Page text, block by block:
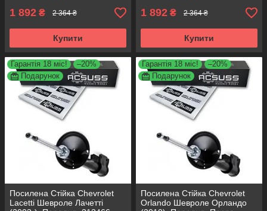
1 892 ₴ 2 364 ₴
Купити
1 892 ₴ 2 364 ₴
Купити
Гарантія 18 міс!
–20%
Подарунок
Посилена Стійка Chevrolet
Lacetti Шевроле Лачетті
Гарантія 18 міс!
–20%
Подарунок
Посилена Стійка Chevrolet
Orlando Шевроле Орландо